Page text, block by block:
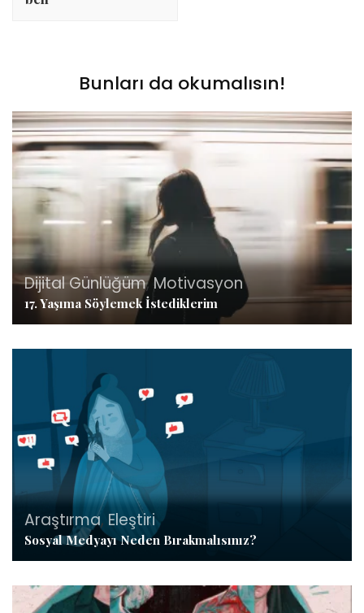
Bunları da okumalısın!
Dijital Günlüğüm,Motivasyon
17. Yaşıma Söylemek İstediklerim
Araştırma, Eleştiri
Sosyal Medyayı Neden Bırakmalısınız?